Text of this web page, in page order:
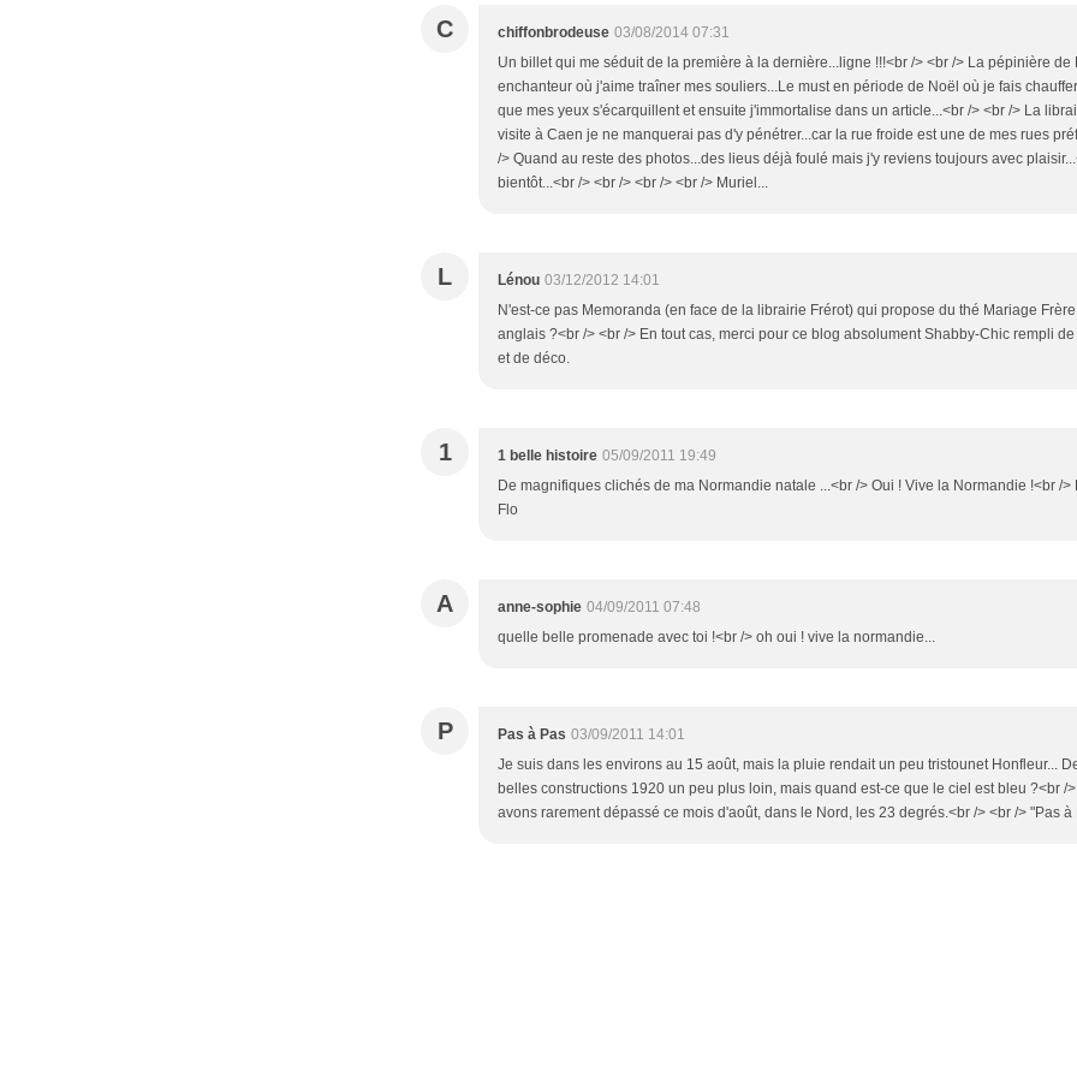
C chiffonbrodeuse 03/08/2014 07:31
Un billet qui me séduit de la première à la dernière...ligne !!!<br /> <br /> La pépinière de
enchanteur où j'aime traîner mes souliers...Le must en période de Noël où je fais
que mes yeux s'écarquillent et ensuite j'immortalise dans un article...<br /> <br /> La
visite à Caen je ne manquerai pas d'y pénétrer...car la rue froide est une de mes rues
/> Quand au reste des photos...des lieus déjà foulé mais j'y reviens toujours avec
bientôt...<br /> <br /> <br /> <br /> Muriel...
L Lénou 03/12/2012 14:01
N'est-ce pas Memoranda (en face de la librairie Frérot) qui propose du thé Mariage
anglais ?<br /> <br /> En tout cas, merci pour ce blog absolument Shabby-Chic rempli
et de déco.
1 1 belle histoire 05/09/2011 19:49
De magnifiques clichés de ma Normandie natale ...<br /> Oui ! Vive la Normandie !<br />
Flo
A anne-sophie 04/09/2011 07:48
quelle belle promenade avec toi !<br /> oh oui ! vive la normandie...
P Pas à Pas 03/09/2011 14:01
Je suis dans les environs au 15 août, mais la pluie rendait un peu tristounet Honfleur...
belles constructions 1920 un peu plus loin, mais quand est-ce que le ciel est bleu ?<br /
avons rarement dépassé ce mois d'août, dans le Nord, les 23 degrés.<br /> <br /> "Pas à